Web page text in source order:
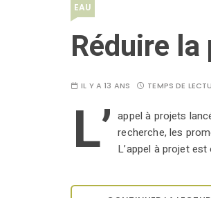
EAU
Réduire
IL Y A 13 ANS TEMPS DE
L’ appel à projets
recherche, les
L’appel à projet